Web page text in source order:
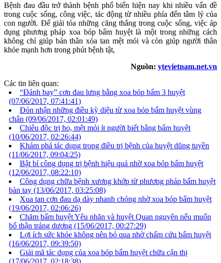
Bệnh đau đầu trở thành bệnh phổ biến hiện nay khi nhiều vấn đề
trong cuộc sống, công việc, tác động từ nhiều phía đến tâm lý của
con người. Để giải tỏa những căng thẳng trong cuộc sống, việc áp
dụng phương pháp xoa bóp bấm huyệt là một trong những cách
không chỉ giúp bản thân xóa tan mệt mỏi và còn giúp người thân
khỏe mạnh hơn trong phút bệnh tật,
Nguồn: ytevietnam.net.vn
Các tin liên quan:
“Đánh bay” cơn đau lưng bằng xoa bóp bấm 3 huyệt
(07/06/2017, 07:41:41)
Đón nhận những điều kỳ diệu từ xoa bóp bấm huyệt vùng
chân (09/06/2017, 02:01:49)
Chiêu độc trị ho, mệt mỏi ít người biết bằng bấm huyệt
(10/06/2017, 02:26:44)
Khám phá tác dụng trong điều trị bệnh của huyệt dũng tuyền
(11/06/2017, 09:04:25)
Bật bí công dụng trị bệnh hiệu quả nhờ xoa bóp bấm huyệt
(12/06/2017, 08:22:10)
Công dụng chữa bệnh xương khớp từ phương pháp bấm huyệt
bàn tay (13/06/2017, 03:25:08)
Xua tan cơn đau dạ dày nhanh chóng nhờ xoa bóp bấm huyệt
(19/06/2017, 02:06:26)
Chăm bấm huyệt Yêu nhãn và huyệt Quan nguyên nếu muốn
bổ thận tráng dương (15/06/2017, 00:27:29)
Lợi ích sức khỏe không nên bỏ qua nhờ chấm cứu bấm huyệt
(16/06/2017, 09:39:50)
Giải mã tác dụng của xoa bóp bấm huyệt chữa cận thị
(17/06/2017, 02:18:38)